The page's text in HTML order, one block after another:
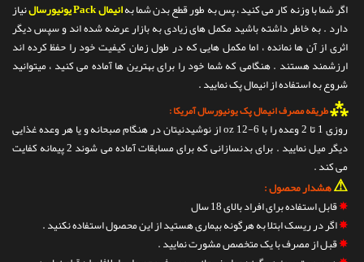
اگر شما با وزنه کار می کنید ، پس به طور قطع بدن شما بهانیمال Pack یونیورسال
نیاز
دارد . به خاطر داشته باشید مکمل های زیادی به بازار عرضه شده اند و سپس دیگر
اثری از آن ها نمانده ، اما مکمل هایی که در طول زمان کیفیت خود را حفظ کرده اند
ارزشمند هستند . هنگامی که شما خود را برای بهترین ها آماده می کنید ، میتوانید
شروع به استفاده از انیمال پک نمایید .
⁂طریقه مصرف انیمال پک یونیورسال آمریکا :
روزی 1 تا 2 وعده را با 6-12 oz از نوشیدنیتان در هنگام صبحانه و یا هر وعده غذایی
دیگر میل نمایید . برای بدنسازانی که برای مسابقات آماده می شوند 2 پیمانه کفایت
می کند .
⚠هشدار محصول :
✵قابل استفاده برای افراد بالای 18 سال
✵اگر در ریسک ابتلا به هرگونه بیماری هستید از این محصول استفاده نکنید .
✵قبل از مصرف با یک متخصص مشورت نمایید .